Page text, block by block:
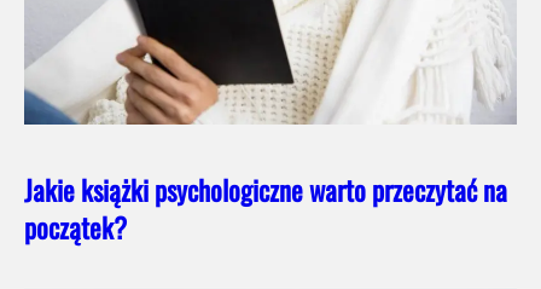
Jakie książki psychologiczne warto przeczytać na
początek?